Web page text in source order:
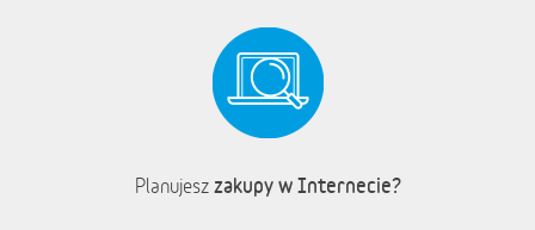
Planujesz zakupy w Internecie?